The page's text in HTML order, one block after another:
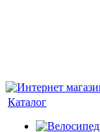
Каталог